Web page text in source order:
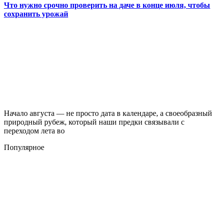
Что нужно срочно проверить на даче в конце июля, чтобы
сохранить урожай
Начало августа — не просто дата в календаре, а своеобразный
природный рубеж, который наши предки связывали с
переходом лета во
Популярное